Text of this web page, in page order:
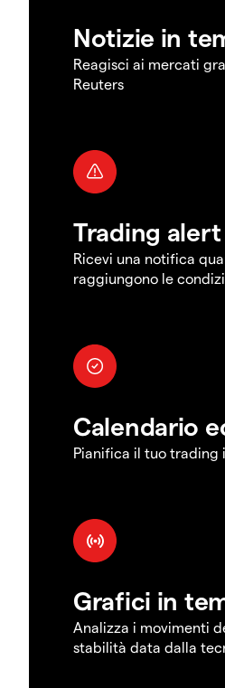
Notizie in
Reagisci ai mercati
Reuters
Trading alert
Ricevi una notifica
raggiungono le
Calendario
Pianifica il tuo trading
Grafici in
Analizza i movimenti
stabilità data dalla